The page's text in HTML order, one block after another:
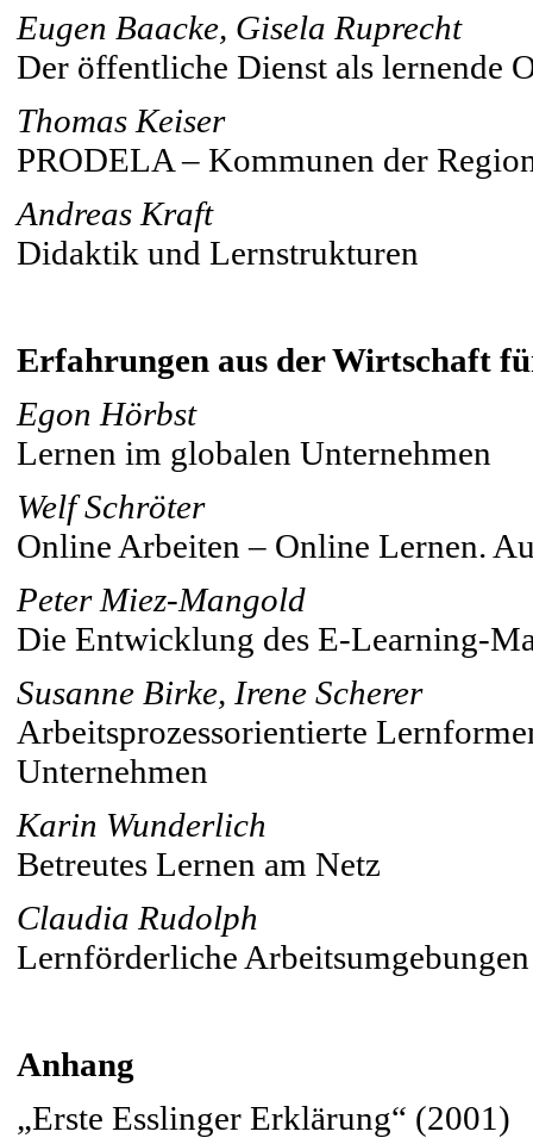
Eugen Baacke, Gisela Ruprecht
Der öffentliche Dienst als lernende
Thomas Keiser
PRODELA – Kommunen der
Andreas Kraft
Didaktik und Lernstrukturen
Erfahrungen aus der Wirtschaft
Egon Hörbst
Lernen im globalen Unternehmen
Welf Schröter
Online Arbeiten – Online Lernen.
Peter Miez-Mangold
Die Entwicklung des E-Learning-
Susanne Birke, Irene Scherer
Arbeitsprozessorientierte
Unternehmen
Karin Wunderlich
Betreutes Lernen am Netz
Claudia Rudolph
Lernförderliche Arbeitsumgebungen
Anhang
„Erste Esslinger Erklärung“ (2001)